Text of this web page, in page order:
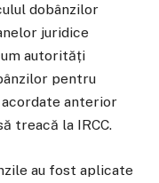
dobânzilor
juridice
autorități
pentru
anterior
treacă la IRCC.
au fost aplicate